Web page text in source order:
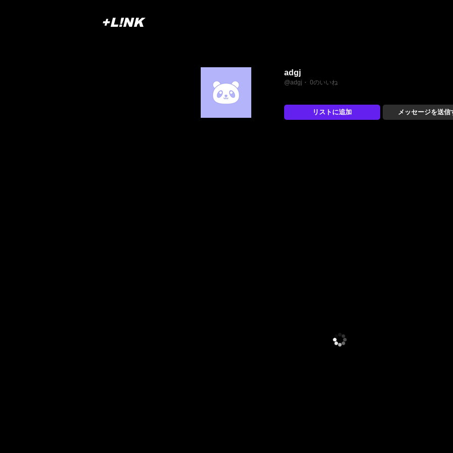
+L!NK
adgj
@adgj・ 0のいいね
リストに追加 メッセージを送信